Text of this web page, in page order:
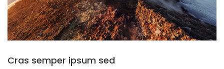
Cras semper ipsum sed